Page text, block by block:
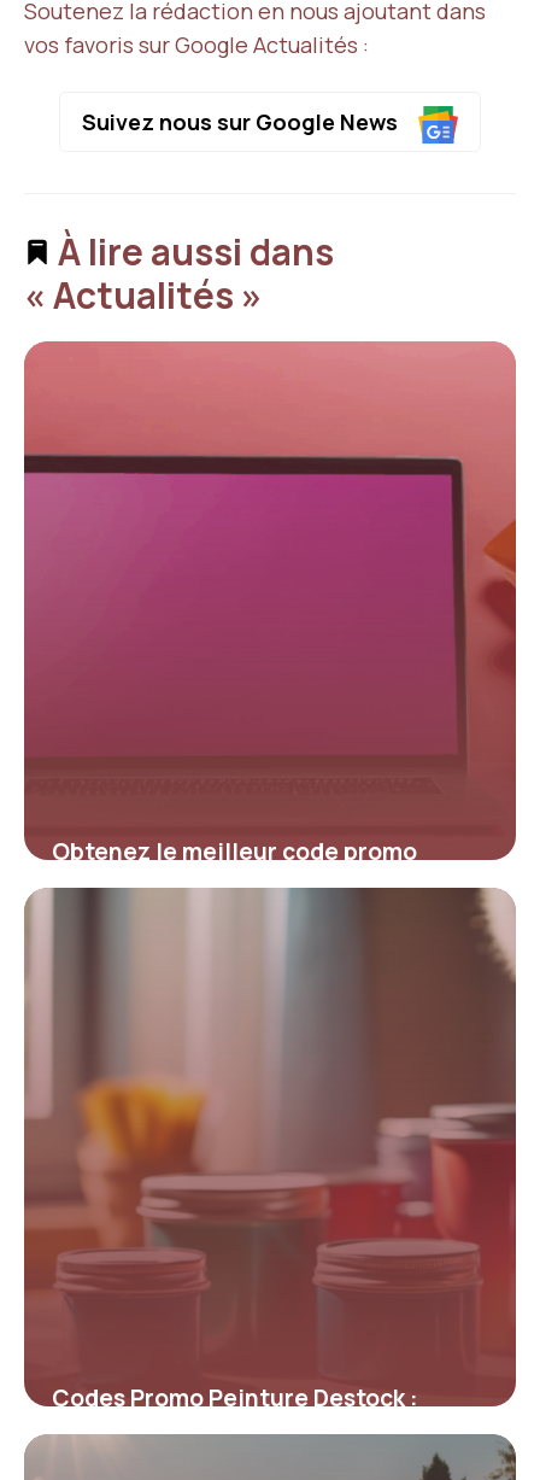
Soutenez la rédaction en nous ajoutant dans
vos favoris sur Google Actualités :
Suivez nous sur Google News
À lire aussi dans
« Actualités »
Obtenez le meilleur code promo
Sunday pour économiser sur vos
Codes Promo Peinture Destock :
Maximisez Vos Économies sur la